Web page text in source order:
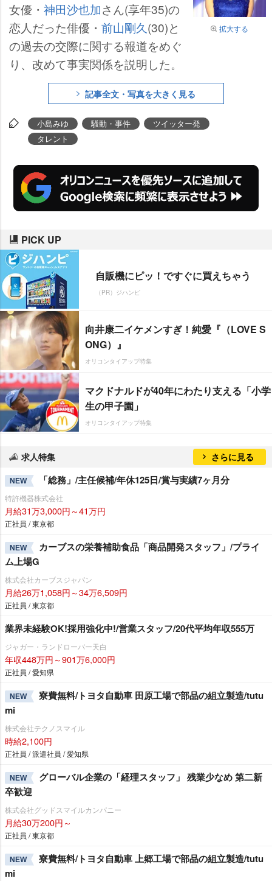
拡大する
女優・ 神田沙也加さん(享年35)の
恋人だった俳優・ 前山剛久(30)と
の過去の交際に関する報道をめぐ
り、改めて事実関係を説明した。
記事全文・写真を大きく見る
小島みゆ 騒動・事件
ツイッター発
タレント
PICK UP
自販機にピッ！ですぐに買えちゃう
（PR）ジハンピ
向井康二イケメンすぎ！純愛『（LOVE S
ONG）』
オリコンタイアップ特集
マクドナルドが40年にわたり支える「小学
生の甲子園」
オリコンタイアップ特集
求人特集 さらに見る
NEW 「総務」/主任候補/年休125日/賞与実績7ヶ月分
特許機器株式会社
月給31万3,000円～41万円
正社員 / 東京都
NEW
カーブスの栄養補助食品「商品開発スタッフ」/プライ
ム上場G
株式会社カーブスジャパン
月給26万1,058円～34万6,509円
正社員 / 東京都
業界未経験OK!採用強化中!/営業スタッフ/20代平均年収555万
ジャガー・ランドローバー天白
年収448万円～901万6,000円
正社員 / 愛知県
NEW
寮費無料/トヨタ自動車 田原工場で部品の組立製造/tutu
mi
株式会社テクノスマイル
時給2,100円
正社員 / 派遣社員 / 愛知県
NEW
グローバル企業の「経理スタッフ」 残業少なめ 第二新
卒歓迎
株式会社グッドスマイルカンパニー
月給30万200円～
正社員 / 東京都
NEW
寮費無料/トヨタ自動車 上郷工場で部品の組立製造/tutu
mi